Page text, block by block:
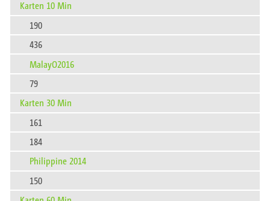
Karten 10 Min
190
436
MalayO2016
79
Karten 30 Min
161
184
Philippine 2014
150